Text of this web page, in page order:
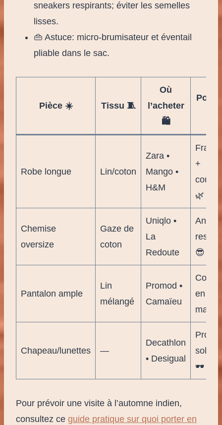
sneakers respirants; éviter les semelles
lisses.
👜 Astuce: micro-brumisateur et éventail
pliable dans le sac.
Pièce ☀️ Tissu 🧵
Où
l’acheter
🛍️
Robe longue Lin/coton
Zara •
Mango •
H&M
+
🌿
Chemise
oversize
Gaze de
coton
Uniqlo •
La
Redoute
Anti-
😎
Pantalon ample
Lin
mélangé
Promod •
Camaïeu
en
Chapeau/lunettes —
Decathlon
• Desigual
🕶️
Pour prévoir une visite à l’automne indien,
consultez ce guide pratique sur quoi porter en